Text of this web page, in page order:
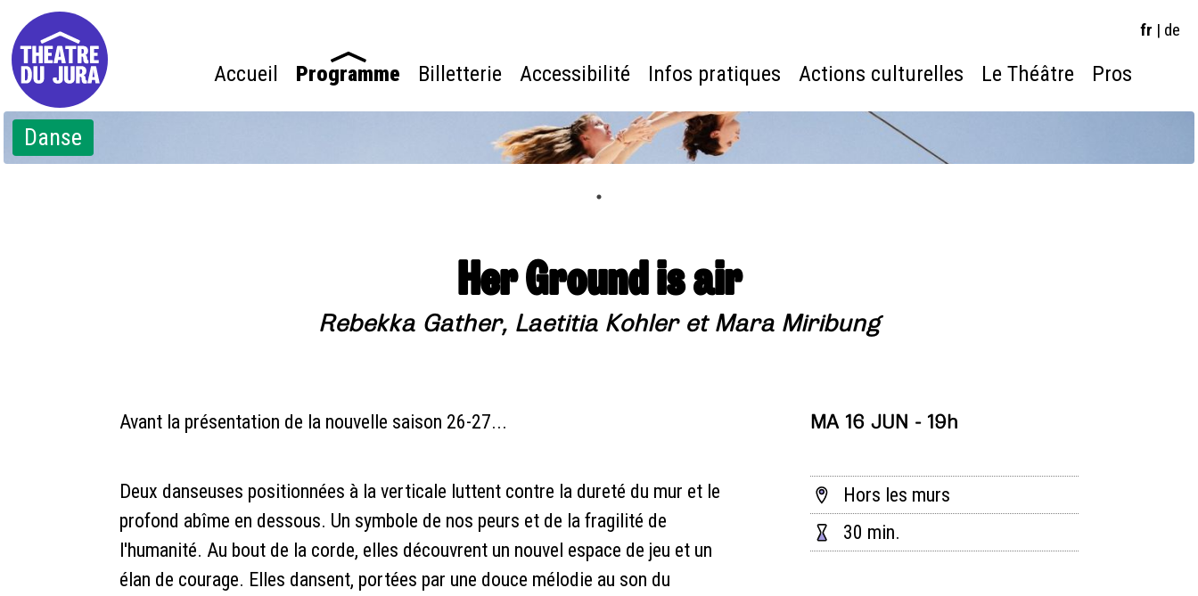
fr | de
Accueil Programme Billetterie Accessibilité Infos pratiques Actions culturelles Le Théâtre Pros
Danse
Her Ground is air
Rebekka Gather, Laetitia Kohler et Mara Miribung
Avant la présentation de la nouvelle saison 26-27...
Deux danseuses positionnées à la verticale luttent contre la dureté du mur et le
profond abîme en dessous. Un symbole de nos peurs et de la fragilité de
l'humanité. Au bout de la corde, elles découvrent un nouvel espace de jeu et un
élan de courage. Elles dansent, portées par une douce mélodie au son du
MA 16 JUN - 19h
Hors les murs
30 min.